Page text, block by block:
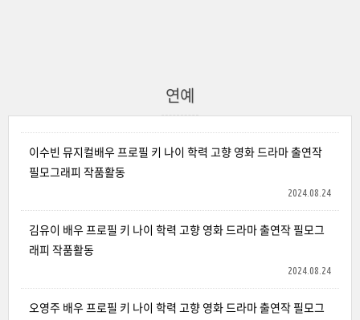
연예
이수빈 뮤지컬배우 프로필 키 나이 학력 고향 영화 드라마 출연작
필모그래피 작품활동
2024.08.24
김유이 배우 프로필 키 나이 학력 고향 영화 드라마 출연작 필모그
래피 작품활동
2024.08.24
오영주 배우 프로필 키 나이 학력 고향 영화 드라마 출연작 필모그